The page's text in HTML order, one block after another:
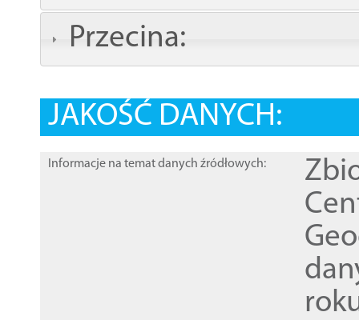
Przecina:
JAKOŚĆ DANYCH:
Informacje na temat danych źródłowych: